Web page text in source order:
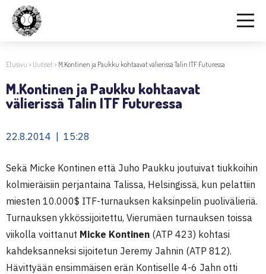
Etusivu > Uutiset> M.Kontinen ja Paukku kohtaavat välierissä Talin ITF Futuressa
M.Kontinen ja Paukku kohtaavat
välierissä Talin ITF Futuressa
22.8.2014 | 15:28
Sekä Micke Kontinen että Juho Paukku joutuivat tiukkoihin
kolmieräisiin perjantaina Talissa, Helsingissä, kun pelattiin
miesten 10.000$ ITF-turnauksen kaksinpelin puolivälieriä.
Turnauksen ykkössijoitettu, Vierumäen turnauksen toissa
viikolla voittanut Micke Kontinen (ATP 423) kohtasi
kahdeksanneksi sijoitetun Jeremy Jahnin (ATP 812).
Hävittyään ensimmäisen erän Kontiselle 4-6 Jahn otti